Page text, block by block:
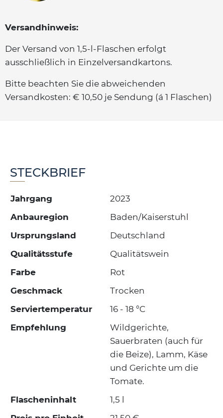
Versandhinweis:
Der Versand von 1,5-l-Flaschen erfolgt
ausschließlich in Einzelversandkartons.
Bitte beachten Sie die abweichenden
Versandkosten: € 10,50 je Sendung (á 1 Flaschen)
STECKBRIEF
Jahrgang
2023
Anbauregion
Baden/Kaiserstuhl
Ursprungsland
Deutschland
Qualitätsstufe
Qualitätswein
Farbe
Rot
Geschmack
Trocken
Serviertemperatur
16 - 18 °C
Empfehlung
Wildgerichte,
Sauerbraten (auch für
die Beize), Lamm, Käse
und Gerichte um die
Tomate.
Flascheninhalt
1,5 l